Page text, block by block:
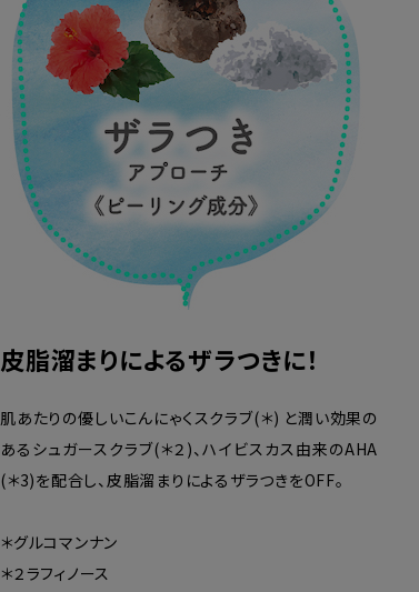
皮脂溜まりによるザラつきに！
肌あたりの優しいこんにゃくスクラブ(＊) と潤い効果の
あるシュガースクラブ(＊２)、ハイビスカス由来のAHA
(＊3)を配合し、皮脂溜まりによるザラつきをOFF。
＊グルコマンナン
＊２ラフィノース